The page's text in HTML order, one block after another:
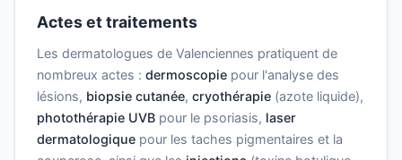
Actes et traitements
Les dermatologues de Valenciennes pratiquent de
nombreux actes : dermoscopie pour l'analyse des
lésions, biopsie cutanée, cryothérapie (azote liquide),
photothérapie UVB pour le psoriasis, laser
dermatologique pour les taches pigmentaires et la